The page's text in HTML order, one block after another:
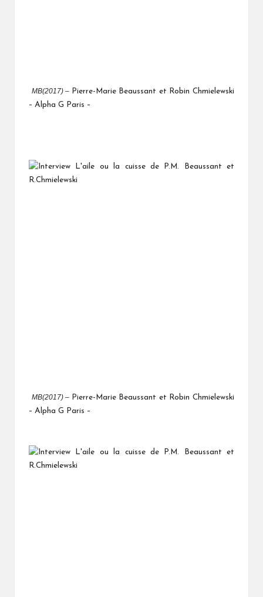
MB(2017) – Pierre-Marie Beaussant et Robin Chmielewski
– Alpha G Paris –
MB(2017) – Pierre-Marie Beaussant et Robin Chmielewski
– Alpha G Paris –